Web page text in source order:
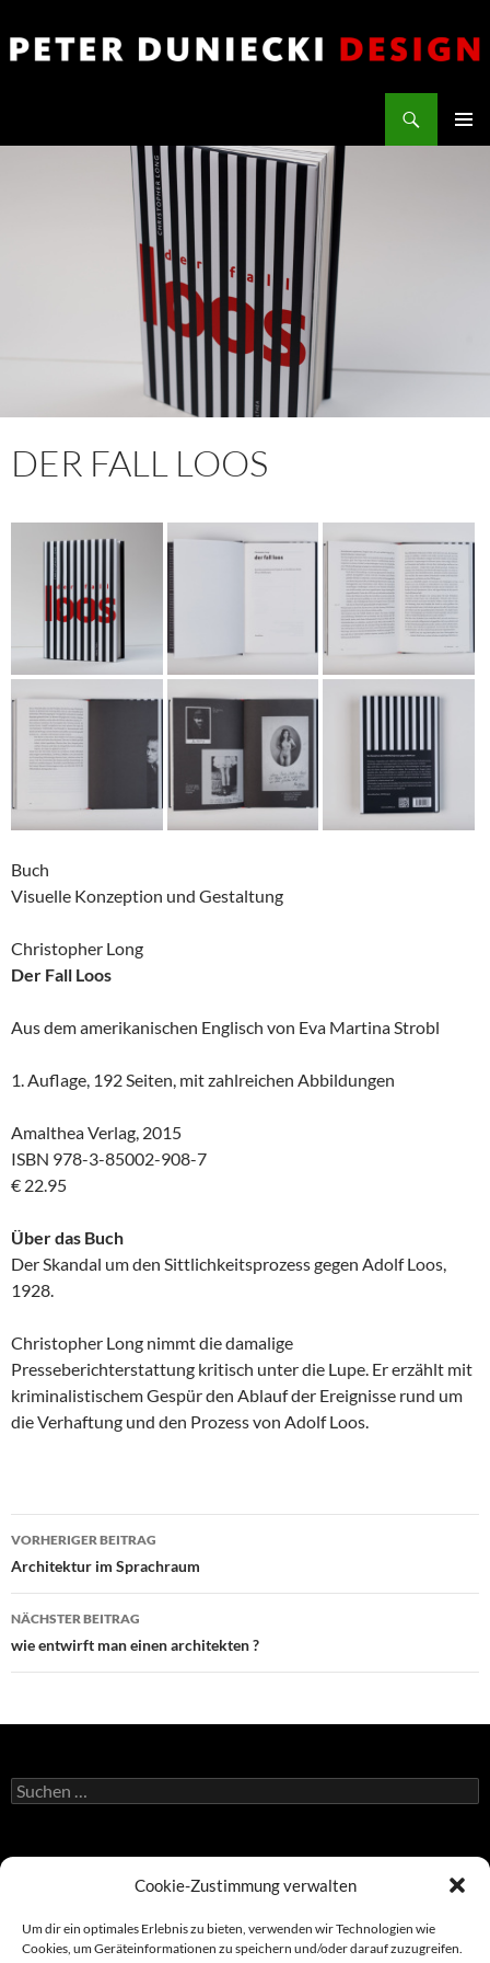
Cookie-Zustimmung verwalten
Um dir ein optimales Erlebnis zu bieten, verwenden wir Technologien wie
Cookies, um Geräteinformationen zu speichern und/oder darauf zuzugreifen.
Inhalt
springen
DER FALL LOOS
Buch
Visuelle Konzeption und Gestaltung
Christopher Long
Der Fall Loos
Aus dem amerikanischen Englisch von Eva Martina Strobl
1. Auflage, 192 Seiten, mit zahlreichen Abbildungen
Amalthea Verlag, 2015
ISBN 978-3-85002-908-7
€ 22.95
Über das Buch
Der Skandal um den Sittlichkeitsprozess gegen Adolf Loos,
1928.
Christopher Long nimmt die damalige
Presseberichterstattung kritisch unter die Lupe. Er erzählt mit
kriminalistischem Gespür den Ablauf der Ereignisse rund um
die Verhaftung und den Prozess von Adolf Loos.
Beitragsnavigation
VORHERIGER BEITRAG
Architektur im Sprachraum
NÄCHSTER BEITRAG
wie entwirft man einen architekten ?
Suchen
nach:
Donaustadtstraße 30/12/37
+ 43 699 1234 0011
design@duniecki.com